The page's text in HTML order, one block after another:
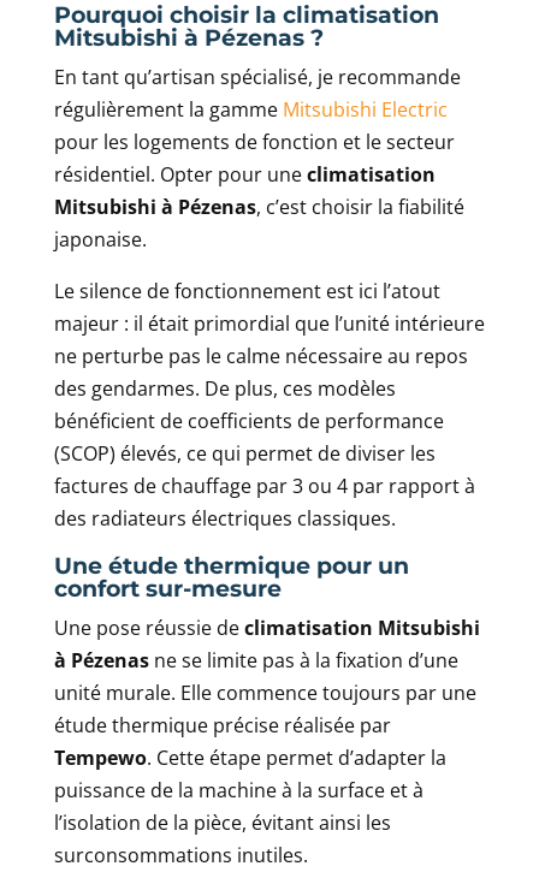
Pourquoi choisir la climatisation
Mitsubishi à Pézenas ?
En tant qu’artisan spécialisé, je recommande
régulièrement la gamme Mitsubishi Electric
pour les logements de fonction et le secteur
résidentiel. Opter pour uneclimatisation
Mitsubishi à Pézenas, c’est choisir la fiabilité
japonaise.
Le silence de fonctionnement est ici l’atout
majeur : il était primordial que l’unité intérieure
ne perturbe pas le calme nécessaire au repos
des gendarmes. De plus, ces modèles
bénéficient de coefficients de performance
(SCOP) élevés, ce qui permet de diviser les
factures de chauffage par 3 ou 4 par rapport à
des radiateurs électriques classiques.
Une étude thermique pour un
confort sur-mesure
Une pose réussie declimatisation Mitsubishi
à Pézenasne se limite pas à la fixation d’une
unité murale. Elle commence toujours par une
étude thermique précise réalisée par
Tempewo. Cette étape permet d’adapter la
puissance de la machine à la surface et à
l’isolation de la pièce, évitant ainsi les
surconsommations inutiles.